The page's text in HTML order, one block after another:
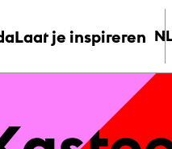
Laat je inspireren